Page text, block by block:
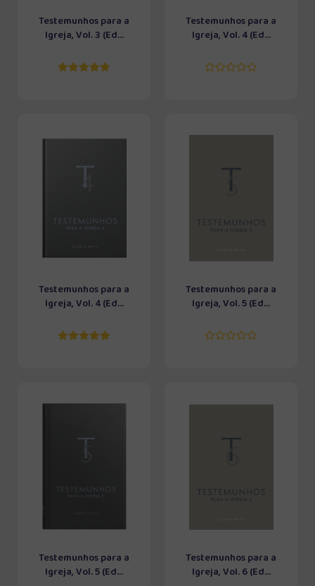
Testemunhos para a
Igreja, Vol. 3 (Ed...
Testemunhos para a
Igreja, Vol. 4 (Ed...
Testemunhos para a
Igreja, Vol. 4 (Ed...
Testemunhos para a
Igreja, Vol. 5 (Ed...
Testemunhos para a
Igreja, Vol. 5 (Ed...
Testemunhos para a
Igreja, Vol. 6 (Ed...